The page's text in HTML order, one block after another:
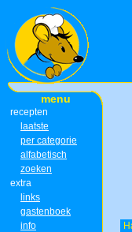
menu
recepten
laatste
per categorie
alfabetisch
zoeken
extra
links
gastenboek
info